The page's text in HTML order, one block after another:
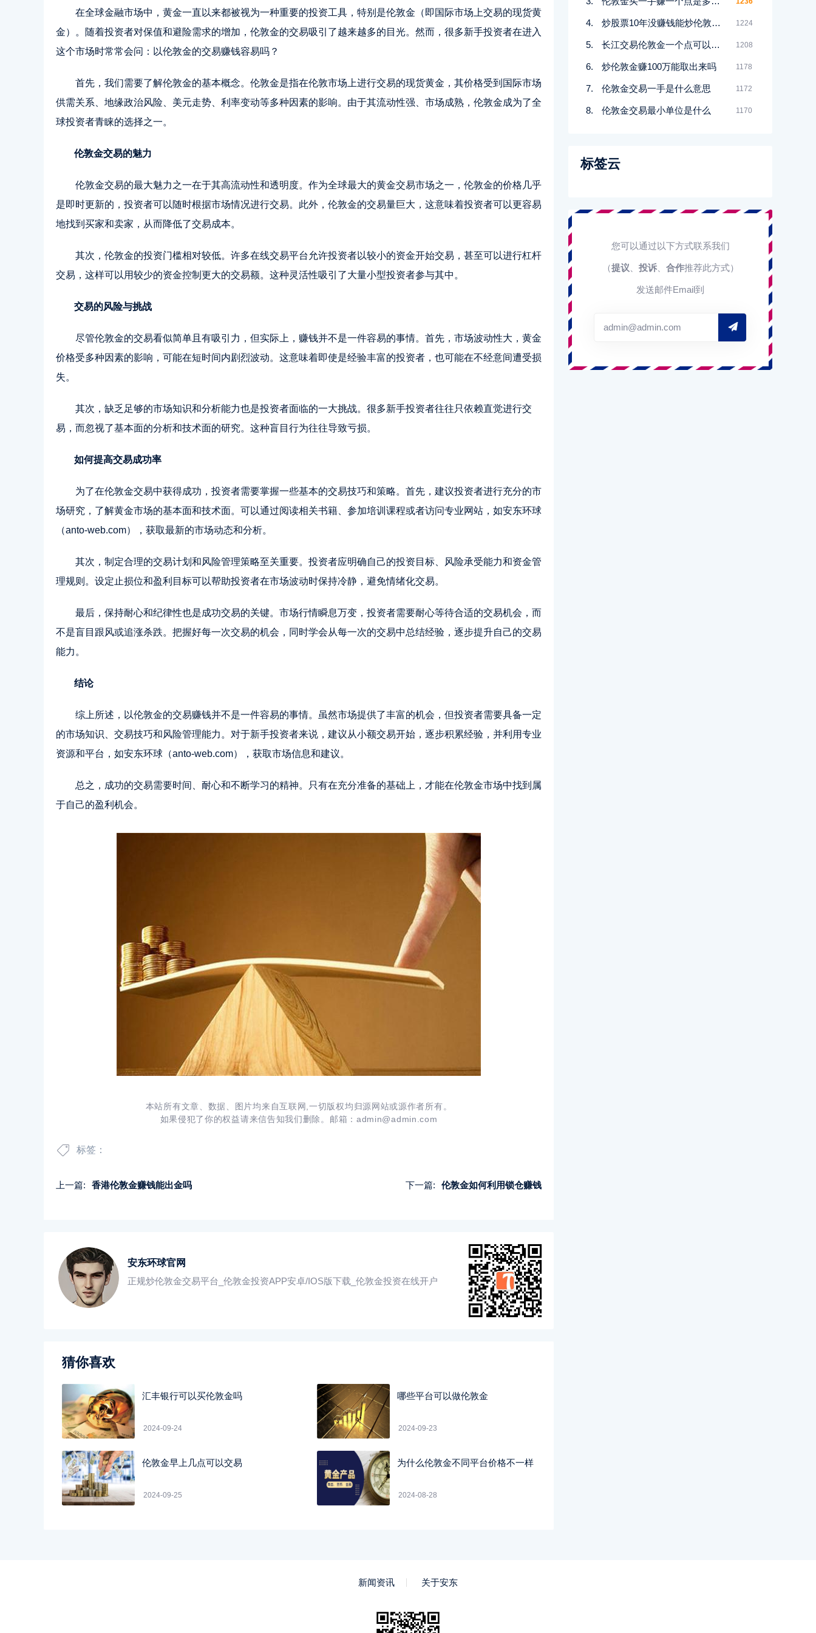
在全球金融市场中，黄金一直以来都被视为一种重要的投资工具，特别是伦敦金（即国际市场上交易的现货黄
金）。随着投资者对保值和避险需求的增加，伦敦金的交易吸引了越来越多的目光。然而，很多新手投资者在进入
这个市场时常常会问：以伦敦金的交易赚钱容易吗？
首先 ，我们需要了解伦敦金的基本概念。伦敦金是指在伦敦市场上进行交易的现货黄金，其价格受到国际市场
供需关系、地缘政治风险、美元走势、利率变动等多种因素的影响。由于其流动性强、市场成熟，伦敦金成为了全
球投资者青睐的选择之一。
伦敦金交易的魅力
伦敦金交易的最大魅力之一在于其高流动性和透明度。作为全球最大的黄金交易市场之一，伦敦金的价格几乎
是即时更新的，投资者可以随时根据市场情况进行交易。此外，伦敦金的交易量巨大，这意味着投资者可以更容易
地找到买家和卖家，从而降低了交易成本。
其次，伦敦金的投资门槛相对较低。许多在线交易平台允许投资者以较小的资金开始交易，甚至可以进行杠杆
交易，这样可以用较少的资金控制更大的交易额。这种灵活性吸引了大量小型投资者参与其中。
交易的风险与挑战
尽管伦敦金的交易看似简单且有吸引力，但实际上，赚钱并不是一件容易的事情。首先，市场波动性大，黄金
价格受多种因素的影响，可能在短时间内剧烈波动。这意味着即使是经验丰富的投资者，也可能在不经意间遭受损
失。
其次，缺乏足够的市场知识和分析能力也是投资者面临的一大挑战。很多新手投资者往往只依赖直觉进行交
易，而忽视了基本面的分析和技术面的研究。这种盲目行为往往导致亏损。
如何提高交易成功率
为了在伦敦金交易中获得成功，投资者需要掌握一些基本的交易技巧和策略。首先，建议投资者进行充分的市
场研究，了解黄金市场的基本面和技术面。可以通过阅读相关书籍、参加培训课程或者访问专业网站，如安东环球
（anto-web.com），获取最新的市场动态和分析。
其次，制定合理的交易计划和风险管理策略至关重要。投资者应明确自己的投资目标、风险承受能力和资金管
理规则。设定止损位和盈利目标可以帮助投资者在市场波动时保持冷静，避免情绪化交易。
最后，保持耐心和纪律性也是成功交易的关键。市场行情瞬息万变，投资者需要耐心等待合适的交易机会，而
不是盲目跟风或追涨杀跌。把握好每一次交易的机会，同时学会从每一次的交易中总结经验，逐步提升自己的交易
能力。
结论
综上所述，以伦敦金的交易赚钱并不是一件容易的事情。虽然市场提供了丰富的机会，但投资者需要具备一定
的市场知识、交易技巧和风险管理能力。对于新手投资者来说，建议从小额交易开始，逐步积累经验，并利用专业
资源和平台，如安东环球（anto-web.com），获取市场信息和建议。
总之，成功的交易需要时间、耐心和不断学习的精神。只有在充分准备的基础上，才能在伦敦金市场中找到属
于自己的盈利机会。
本站所有文章、数据、图片均来自互联网,一切版权均归源网站或源作者所有。
如果侵犯了你的权益请来信告知我们删除。邮箱：admin@admin.com
标签：
上一篇: 香港伦敦金赚钱能出金吗 下一篇: 伦敦金如何利用锁仓赚钱
安东环球官网
正规炒伦敦金交易平台_伦敦金投资APP安卓/IOS版下载_伦敦金投资在线开户
猜你喜欢
汇丰银行可以买伦敦金吗
2024-09-24
哪些平台可以做伦敦金
2024-09-23
伦敦金早上几点可以交易
2024-09-25
为什么伦敦金不同平台价格不一样
2024-08-28
炒股票10年没赚钱能炒伦敦金吗 1224
长江交易伦敦金一个点可以赚多少 1208
炒伦敦金赚100万能取出来吗 1178
伦敦金交易一手是什么意思 1172
伦敦金交易最小单位是什么 1170
标签云
您可以通过以下方式联系我们
（提议 投诉、 合作推荐此方式）
发送邮件Email到
admin@admin.com
新闻资讯 关于安东